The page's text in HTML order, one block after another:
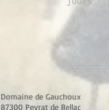
jours
Domaine de Gauchoux
87300 Peyrat de Bellac